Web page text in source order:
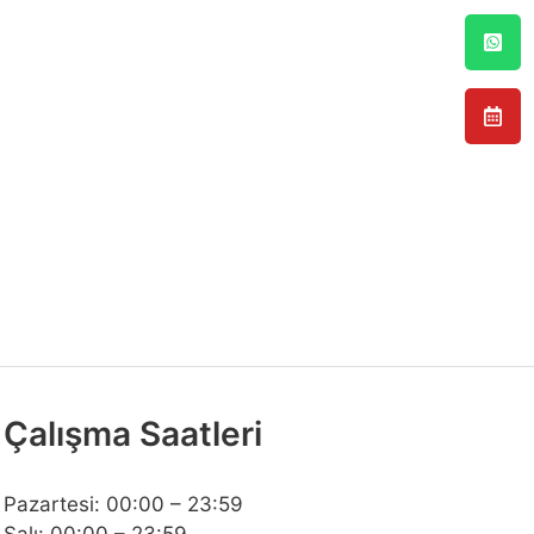
Çalışma Saatleri
Pazartesi: 00:00 – 23:59